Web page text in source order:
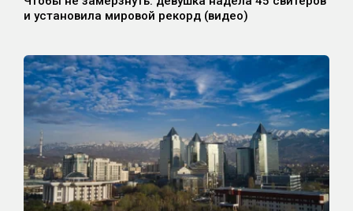
и установила мировой рекорд (видео)